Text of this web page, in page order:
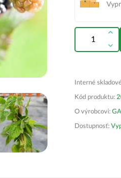
Interné
Kód produktu:
O výrobcovi:
Dostupnosť: